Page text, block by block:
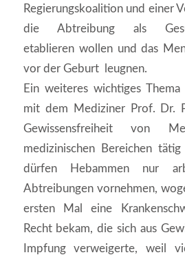
Regierungskoalition und einer
die Abtreibung als
etablieren wollen und das
vor der Geburt leugnen.
Ein weiteres wichtiges
mit dem Mediziner Prof. Dr.
Gewissensfreiheit von
medizinischen Bereichen
dürfen Hebammen nur
Abtreibungen vornehmen,
ersten Mal eine
Recht bekam, die sich aus
Impfung verweigerte, weil